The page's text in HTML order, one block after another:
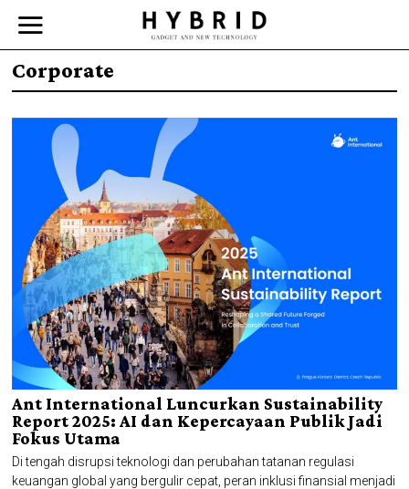
Corporate
Ant International Luncurkan Sustainability
Report 2025: AI dan Kepercayaan Publik Jadi
Fokus Utama
Di tengah disrupsi teknologi dan perubahan tatanan regulasi
keuangan global yang bergulir cepat, peran inklusi finansial menjadi